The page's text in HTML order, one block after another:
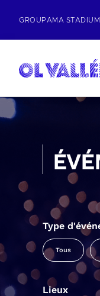
GROUPAMA STADIUM
Type
Tous
Lieux